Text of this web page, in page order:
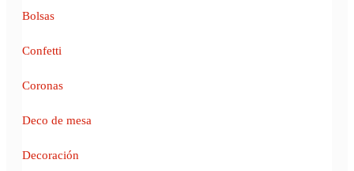
Bolsas
Confetti
Coronas
Deco de mesa
Decoración